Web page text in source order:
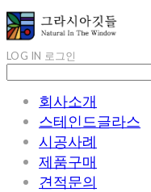
LOG IN 로그인
회사소개
스테인드글라스
시공사례
제품구매
견적문의